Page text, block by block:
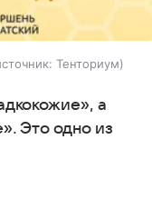
Тенториум
а
Это одно из